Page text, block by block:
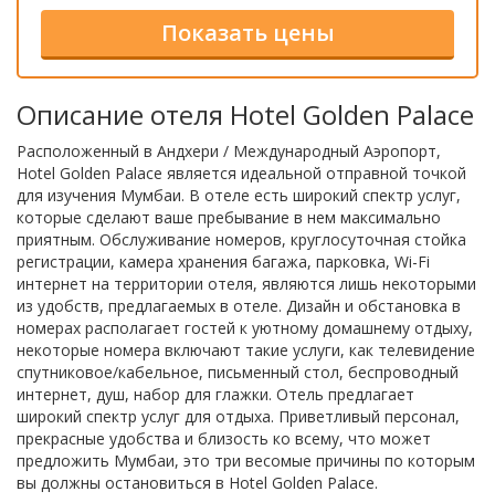
Описание отеля Hotel Golden Palace
Расположенный в Андхери / Международный Аэропорт,
Hotel Golden Palace является идеальной отправной точкой
для изучения Мумбаи. В отеле есть широкий спектр услуг,
которые сделают ваше пребывание в нем максимально
приятным. Обслуживание номеров, круглосуточная стойка
регистрации, камера хранения багажа, парковка, Wi-Fi
интернет на территории отеля, являются лишь некоторыми
из удобств, предлагаемых в отеле. Дизайн и обстановка в
номерах располагает гостей к уютному домашнему отдыху,
некоторые номера включают такие услуги, как телевидение
спутниковое/кабельное, письменный стол, беспроводный
интернет, душ, набор для глажки. Отель предлагает
широкий спектр услуг для отдыха. Приветливый персонал,
прекрасные удобства и близость ко всему, что может
предложить Мумбаи, это три весомые причины по которым
вы должны остановиться в Hotel Golden Palace.